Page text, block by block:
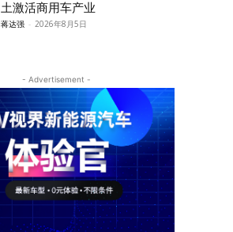
土激活商用车产业
蒋达强 - 2026年8月5日
- Advertisement -